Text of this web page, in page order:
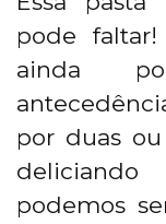
pode
ainda
por duas
podemos